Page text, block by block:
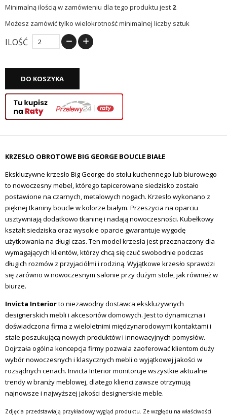
Minimalną ilością w zamówieniu dla tego produktu jest 2
Możesz zamówić tylko wielokrotność minimalnej liczby sztuk
ILOŚĆ
DO KOSZYKA
KRZESŁO OBROTOWE BIG GEORGE BOUCLE BIAŁE
Ekskluzywne krzesło Big George do stołu kuchennego lub biurowego
to nowoczesny mebel, którego tapicerowane siedzisko zostało
postawione na czarnych, metalowych nogach. Krzesło wykonano z
pięknej tkaniny boucle w kolorze białym. Przeszycia na oparciu
usztywniają dodatkowo tkaninę i nadają nowoczesności. Kubełkowy
kształt siedziska oraz wysokie oparcie gwarantuje wygodę
użytkowania na długi czas. Ten model krzesła jest przeznaczony dla
wymagających klientów, którzy chcą się czuć swobodnie podczas
długich rozmów z przyjaciółmi i rodziną. Wyjątkowe krzesło sprawdzi
się zarówno w nowoczesnym salonie przy dużym stole, jak również w
biurze.
Invicta Interiorto niezawodny dostawca ekskluzywnych
designerskich mebli i akcesoriów domowych. Jest to dynamiczna i
doświadczona firma z wieloletnimi międzynarodowymi kontaktami i
stale poszukującą nowych produktów i innowacyjnych pomysłów.
Dojrzała ogólna koncepcja firmy pozwala zaoferować klientom duży
wybór nowoczesnych i klasycznych mebli o wyjątkowej jakości w
rozsądnych cenach. Invicta Interior monitoruje wszystkie aktualne
trendy w branży meblowej, dlatego klienci zawsze otrzymują
najnowsze i najwyższej jakości designerskie meble.
Zdjęcia przedstawiają przykładowy wygląd produktu. Ze względu na właściwości